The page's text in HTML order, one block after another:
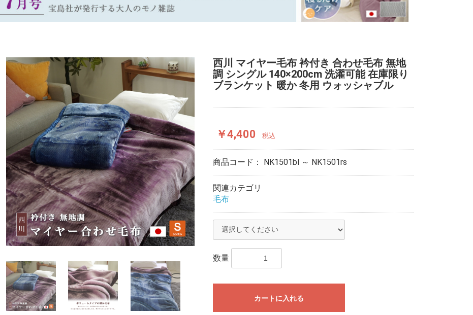
西川 マイヤー毛布 衿付き 合わせ毛布 無地
調 シングル 140×200cm 洗濯可能 在庫限り
ブランケット 暖か 冬用 ウォッシャブル
￥4,400 税込
商品コード： NK1501bl ～ NK1501rs
関連カテゴリ
毛布
数量
カートに入れる